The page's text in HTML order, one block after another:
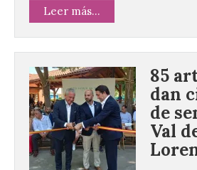
Leer más...
85
dan
de
Val